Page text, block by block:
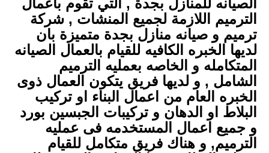
الصيانه للمنازل بجدة , التي تقوم باعمال
الترميم اللازمة لجميع المنشات , شركة
ترميم و صيانه منازل بجدة متميزة بان
لديها الخبره الكافيه للقيام بالعمال الصيانه
المتكامله و الخاصه بعمليه الترميم
الشامل , و لديها فريق يتكون العمال ذوى
الخبره العام من اعمال البناء او تركيب
البلاط او الدهان و تركيبات الجبسين بورد
و جميع اعمال المستخدمه فى عمليه
الترميم, و هناك فريق متكامل للقيام